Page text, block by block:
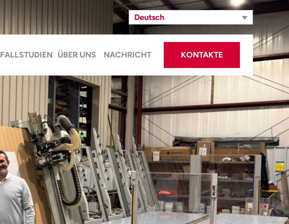
Deutsch
FALLSTUDIEN ÜBER UNS NACHRICHT KONTAKTE